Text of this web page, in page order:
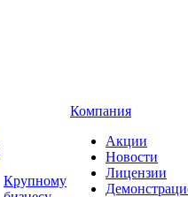
Крупному
Компания
Акции
Новости
Лицензии